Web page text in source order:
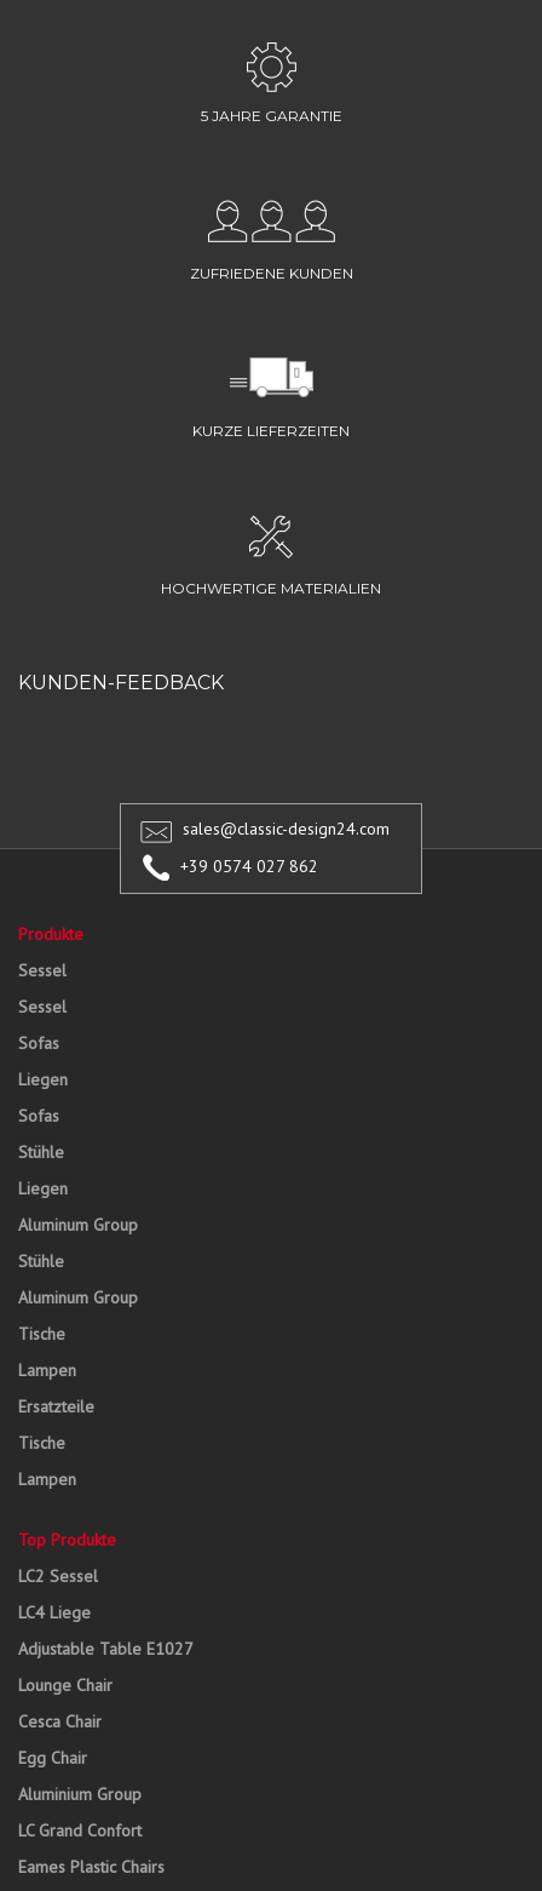
5 JAHRE GARANTIE
ZUFRIEDENE KUNDEN
KURZE LIEFERZEITEN
HOCHWERTIGE MATERIALIEN
KUNDEN-FEEDBACK
sales@classic-design24.com
+39 0574 027 862
Produkte
Sessel
Sessel
Sofas
Liegen
Sofas
Stühle
Liegen
Aluminum Group
Stühle
Aluminum Group
Tische
Lampen
Ersatzteile
Tische
Lampen
Top Produkte
LC2 Sessel
LC4 Liege
Adjustable Table E1027
Lounge Chair
Cesca Chair
Egg Chair
Aluminium Group
LC Grand Confort
Eames Plastic Chairs